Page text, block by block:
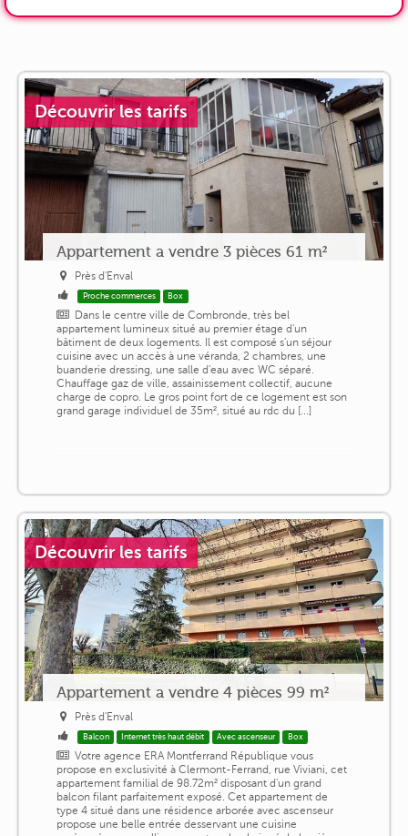
Découvrir les tarifs
Appartement a vendre 3 pièces 61 m²
Près d'Enval
Proche commerces Box
Dans le centre ville de Combronde, très bel
appartement lumineux situé au premier étage d'un
bâtiment de deux logements. Il est composé s'un séjour
cuisine avec un accès à une véranda, 2 chambres, une
buanderie dressing, une salle d'eau avec WC séparé.
Chauffage gaz de ville, assainissement collectif, aucune
charge de copro. Le gros point fort de ce logement est son
grand garage individuel de 35m², situé au rdc du [...]
Découvrir les tarifs
Appartement a vendre 4 pièces 99 m²
Près d'Enval
Balcon Internet très haut débit Avec ascenseur Box
Votre agence ERA Montferrand République vous
propose en exclusivité à Clermont-Ferrand, rue Viviani, cet
appartement familial de 98.72m² disposant d'un grand
balcon filant parfaitement exposé. Cet appartement de
type 4 situé dans une résidence arborée avec ascenseur
propose une belle entrée desservant une cuisine